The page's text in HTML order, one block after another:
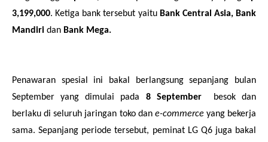
3,199,000. Ketiga bank tersebut yaitu Bank Central Asia, Bank
Mandiri dan Bank Mega.
Penawaran spesial ini bakal berlangsung sepanjang bulan
September yang dimulai pada 8 September
besok dan
berlaku di seluruh jaringan toko dan e-commerce yang bekerja
sama. Sepanjang periode tersebut, peminat LG Q6 juga bakal